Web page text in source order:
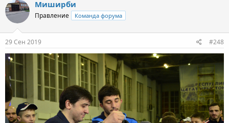
Миширби
Правление Команда форума
29 Сен 2019 #248